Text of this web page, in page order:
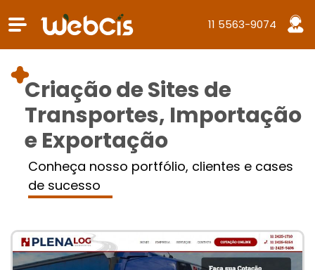
11 5563-9074
Criação de Sites de
Transportes, Importação
e Exportação
Conheça nosso portfólio, clientes e cases
de sucesso